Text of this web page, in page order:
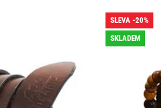
SLEVA -20%
SKLADEM